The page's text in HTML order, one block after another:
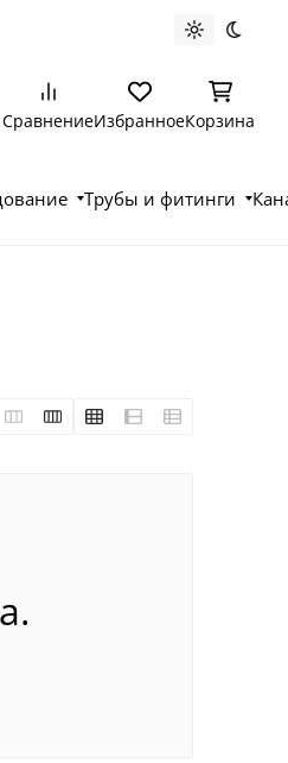
Светлая
СравнениеИзбранноеКорзина
Трубы и фитинги